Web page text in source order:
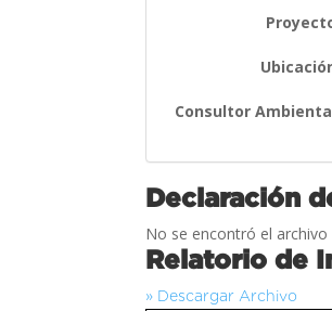
Consultor
Declaración
No se encontró el archivo
Relatorio de
» Descargar Archivo